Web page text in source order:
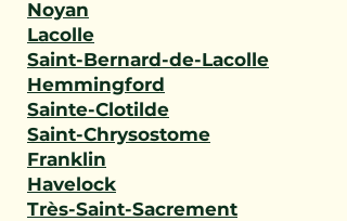
Noyan
Lacolle
Saint-Bernard-de-Lacolle
Hemmingford
Sainte-Clotilde
Saint-Chrysostome
Franklin
Havelock
Très-Saint-Sacrement